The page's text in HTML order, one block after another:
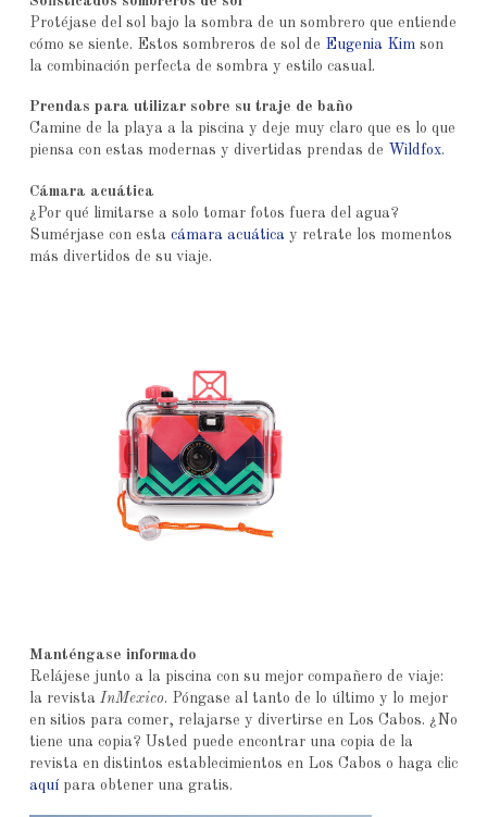
Protéjase del sol bajo la sombra de un sombrero que entiende
cómo se siente. Estos sombreros de sol de Eugenia Kimson
la combinación perfecta de sombra y estilo casual.
Prendas para utilizar sobre su traje de baño
Camine de la playa a la piscina y deje muy claro que es lo que
piensa con estas modernas y divertidas prendas de Wildfox.
Cámara acuática
¿Por qué limitarse a solo tomar fotos fuera del agua?
Sumérjase con esta cámara acuática y retrate los momentos
más divertidos de su viaje.
Manténgase informado
Relájese junto a la piscina con su mejor compañero de viaje:
la revista InMexico. Póngase al tanto de lo último y lo mejor
en sitios para comer, relajarse y divertirse en Los Cabos. ¿No
tiene una copia? Usted puede encontrar una copia de la
revista en distintos establecimientos en Los Cabos o haga clic
aquípara obtener una gratis.